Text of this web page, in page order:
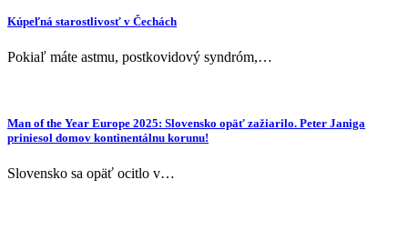
Kúpeľná starostlivosť v Čechách
Pokiaľ máte astmu, postkovidový syndróm,…
Man of the Year Europe 2025: Slovensko opäť zažiarilo. Peter Janiga
priniesol domov kontinentálnu korunu!
Slovensko sa opäť ocitlo v…